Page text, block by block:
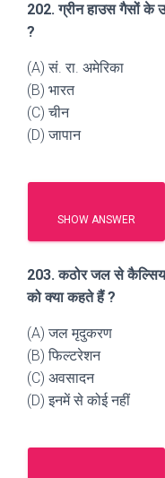
202. ग्रीन हाउस गैसों के
?
(A) सं. रा. अमेरिका
(B) भारत
(C) चीन
(D) जापान
SHOW ANSWER
203. कठोर जल से
को क्या कहते हैं ?
(A) जल मृदुकरण
(B) फिल्टरेशन
(C) अवसादन
(D) इनमें से कोई नहीं